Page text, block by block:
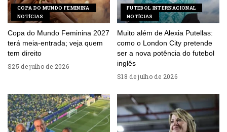
COPA DO MUNDO FEMININA
NOTÍCIAS
Copa do Mundo Feminina 2027
terá meia-entrada; veja quem
tem direito
25 de julho de 2026
FUTEBOL INTERNACIONAL
NOTÍCIAS
Muito além de Alexia Putellas:
como o London City pretende
ser a nova potência do futebol
inglês
18 de julho de 2026